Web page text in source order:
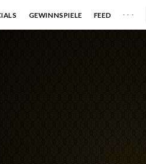
GEWINNSPIELE FEED . . .